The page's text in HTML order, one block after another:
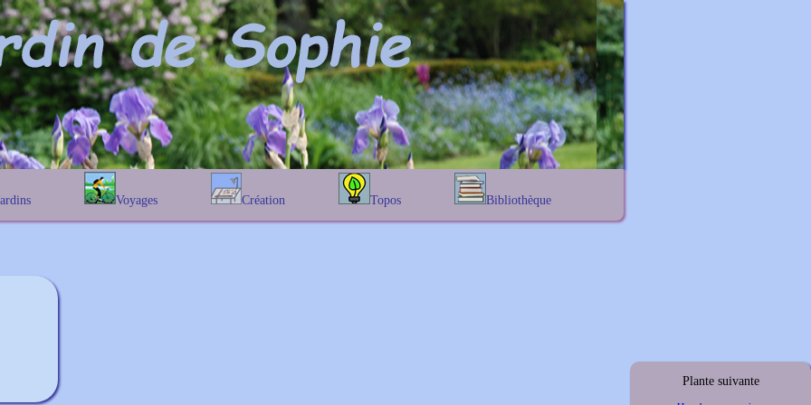
Voyages
En Belgique
Création
Prairies fleuries
Topos
Les chênes
Bibliothèque
Lexique noms propres
Plante suivante